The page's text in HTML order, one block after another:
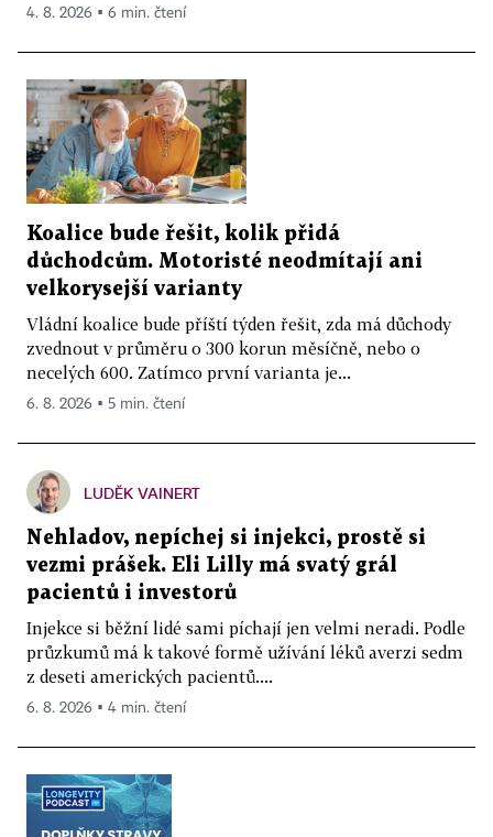
4. 8. 2026 ▪ 6 min. čtení
Koalice bude řešit, kolik přidá
důchodcům. Motoristé neodmítají ani
velkorysejší varianty
Vládní koalice bude příští týden řešit, zda má důchody
zvednout v průměru o 300 korun měsíčně, nebo o
necelých 600. Zatímco první varianta je...
6. 8. 2026 ▪ 5 min. čtení
LUDĚK VAINERT
Nehladov, nepíchej si injekci, prostě si
vezmi prášek. Eli Lilly má svatý grál
pacientů i investorů
Injekce si běžní lidé sami píchají jen velmi neradi. Podle
průzkumů má k takové formě užívání léků averzi sedm
z deseti amerických pacientů....
6. 8. 2026 ▪ 4 min. čtení